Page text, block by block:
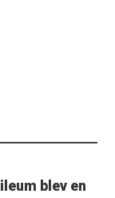
blev en